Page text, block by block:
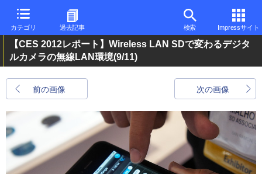
カテゴリ 過去記事 検索 Impressサイト
【CES 2012レポート】Wireless LAN SDで変わるデジタ
ルカメラの無線LAN環境(9/11)
前の画像 次の画像